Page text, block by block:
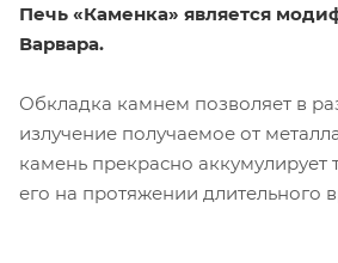
Печь «Каменка» является
Варвара.
Обкладка камнем позволяет в
излучение получаемое от
камень прекрасно аккумулирует
его на протяжении длительного